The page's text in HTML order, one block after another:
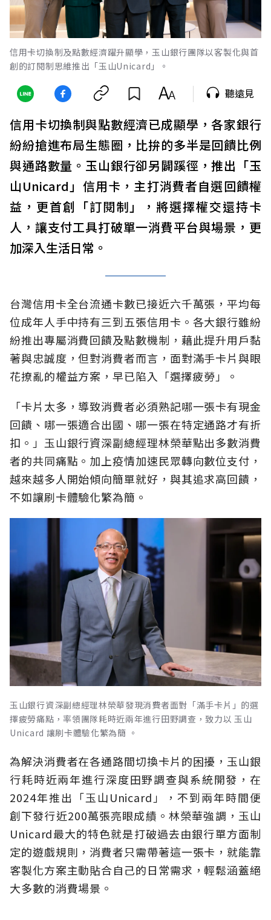
信用卡切換制及點數經濟躍升顯學，玉山銀行團隊以客製化與首
創的訂閱制思維推出「玉山Unicard」。
聽遠見
信用卡切換制與點數經濟已成顯學，各家銀行
紛紛搶進布局生態圈，比拚的多半是回饋比例
與通路數量。玉山銀行卻另闢蹊徑，推出「玉
山Unicard」信用卡，主打消費者自選回饋權
益，更首創「訂閱制」，將選擇權交還持卡
人，讓支付工具打破單一消費平台與場景，更
加深入生活日常。
台灣信用卡全台流通卡數已接近六千萬張，平均每
位成年人手中持有三到五張信用卡。各大銀行雖紛
紛推出專屬消費回饋及點數機制，藉此提升用戶黏
著與忠誠度，但對消費者而言，面對滿手卡片與眼
花撩亂的權益方案，早已陷入「選擇疲勞」。
「卡片太多，導致消費者必須熟記哪一張卡有現金
回饋、哪一張適合出國、哪一張在特定通路才有折
扣。」玉山銀行資深副總經理林榮華點出多數消費
者的共同痛點。加上疫情加速民眾轉向數位支付，
越來越多人開始傾向簡單就好，與其追求高回饋，
不如讓刷卡體驗化繁為簡。
玉山銀行資深副總經理林榮華發現消費者面對「滿手卡片」的選
擇疲勞痛點，率領團隊耗時近兩年進行田野調查，致力以 玉山
Unicard 讓刷卡體驗化繁為簡 。
為解決消費者在各通路間切換卡片的困擾，玉山銀
行耗時近兩年進行深度田野調查與系統開發，在
2024年推出「玉山Unicard」，不到兩年時間便
創下發行近200萬張亮眼成績。林榮華強調，玉山
Unicard最大的特色就是打破過去由銀行單方面制
定的遊戲規則，消費者只需帶著這一張卡，就能靠
客製化方案主動貼合自己的日常需求，輕鬆涵蓋絕
大多數的消費場景。